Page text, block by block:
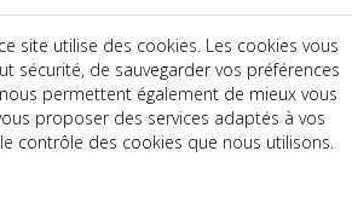
site utilise des cookies. Les cookies vous
sécurité, de sauvegarder vos préférences
permettent également de mieux vous
proposer des services adaptés à vos
contrôle des cookies que nous utilisons.